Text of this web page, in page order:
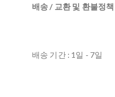
배송 / 교환 및 환불정책
배송 기간 : 1일 - 7일